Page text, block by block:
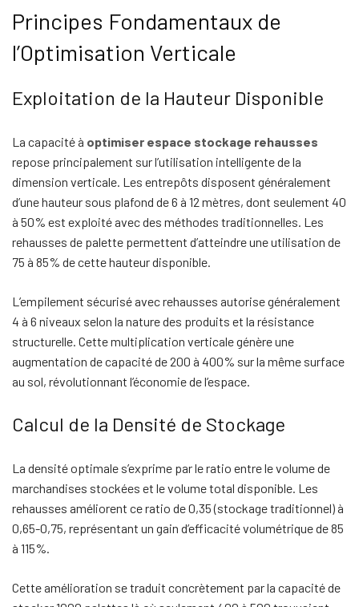
Principes Fondamentaux de
l’Optimisation Verticale
Exploitation de la Hauteur Disponible
La capacité à optimiser espace stockage rehausses
repose principalement sur l’utilisation intelligente de la
dimension verticale. Les entrepôts disposent généralement
d’une hauteur sous plafond de 6 à 12 mètres, dont seulement 40
à 50% est exploité avec des méthodes traditionnelles. Les
rehausses de palette permettent d’atteindre une utilisation de
75 à 85% de cette hauteur disponible.
L’empilement sécurisé avec rehausses autorise généralement
4 à 6 niveaux selon la nature des produits et la résistance
structurelle. Cette multiplication verticale génère une
augmentation de capacité de 200 à 400% sur la même surface
au sol, révolutionnant l’économie de l’espace.
Calcul de la Densité de Stockage
La densité optimale s’exprime par le ratio entre le volume de
marchandises stockées et le volume total disponible. Les
rehausses améliorent ce ratio de 0,35 (stockage traditionnel) à
0,65-0,75, représentant un gain d’efficacité volumétrique de 85
à 115%.
Cette amélioration se traduit concrètement par la capacité de